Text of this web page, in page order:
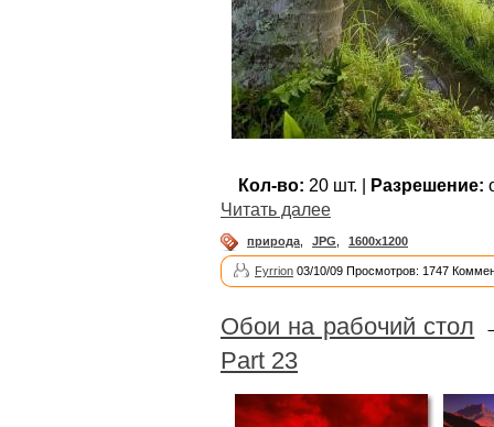
Кол-во: 20 шт. | Разрешение:
Читать далее
природа JPG 1600x1200
Fyrrion 03/10/09 Просмотров: 1747
Обои на рабочий стол
Part 23